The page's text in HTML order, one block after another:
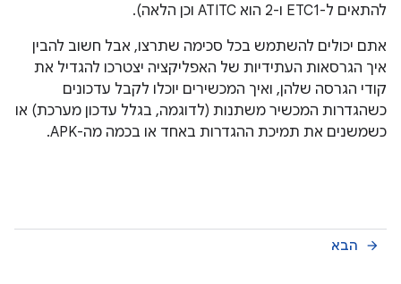
להתאים ל-ETC1 ו-2 הוא ATITC וכן הלאה).
אתם יכולים להשתמש בכל סכימה שתרצו, אבל חשוב להבין
איך הגרסאות העתידיות של האפליקציה יצטרכו להגדיל את
קודי הגרסה שלהן, ואיך המכשירים יוכלו לקבל עדכונים
כשהגדרות המכשיר משתנות (לדוגמה, בגלל עדכון מערכת) או
כשמשנים את תמיכת ההגדרות באחד או בכמה מה-APK.
הבא arrow_forward